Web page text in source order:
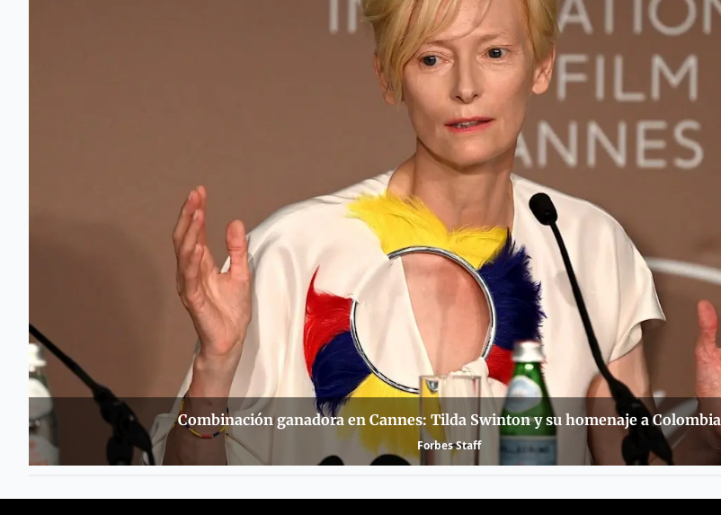
Combinación ganadora en Cannes: Tilda Swinton y su homenaje a Colombia
Forbes Staff